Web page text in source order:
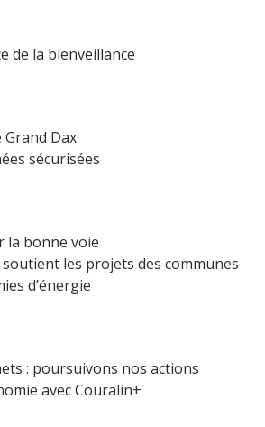
de la bienveillance
Dax
sécurisées
la bonne voie
les projets des communes
d’énergie
: poursuivons nos actions
avec Couralin+